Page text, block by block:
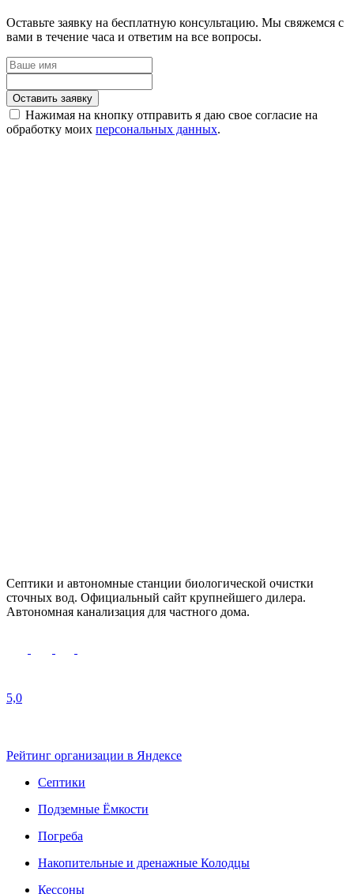
Оставьте заявку на бесплатную консультацию. Мы свяжемся с
вами в течение часа и ответим на все вопросы.
Оставить заявку
Нажимая на кнопку отправить я даю свое согласие на
обработку моих персональных данных.
Cептики и автономные станции биологической очистки
сточных вод. Официальный сайт крупнейшего дилера.
Автономная канализация для частного дома.
5,0
Рейтинг организации в Яндексе
Септики
Подземные Ёмкости
Погреба
Накопительные и дренажные Колодцы
Кессоны